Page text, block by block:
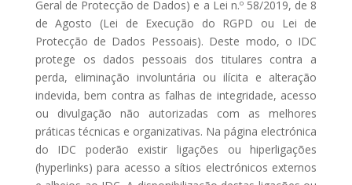
Geral de Protecção de Dados) e a Lei n.º 58/2019, de 8
de Agosto (Lei de Execução do RGPD ou Lei de
Protecção de Dados Pessoais). Deste modo, o IDC
protege os dados pessoais dos titulares contra a
perda, eliminação involuntária ou ilícita e alteração
indevida, bem contra as falhas de integridade, acesso
ou divulgação não autorizadas com as melhores
práticas técnicas e organizativas. Na página electrónica
do IDC poderão existir ligações ou hiperligações
(hyperlinks) para acesso a sítios electrónicos externos